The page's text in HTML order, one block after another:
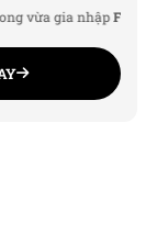
vừa gia nhập